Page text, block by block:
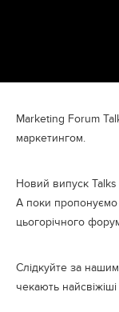
Marketing Forum
маркетингом.
Новий випуск
А поки пропонуємо
цьогорічного
Слідкуйте за
чекають